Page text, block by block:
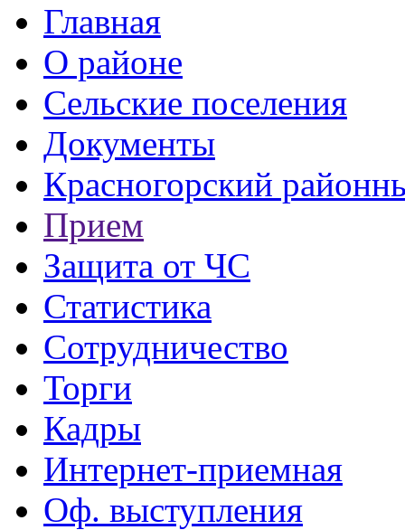
Главная
О районе
Сельские поселения
Документы
Красногорский
Прием
Защита от ЧС
Статистика
Сотрудничество
Торги
Кадры
Интернет-приемная
Оф. выступления